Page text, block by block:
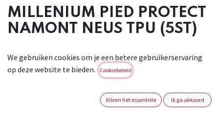
MILLENIUM PIED PROTECT
NAMONT NEUS TPU (5ST)
per 5 paar in
verscheidene maten (1 x S : 35-39, 2 X M: 40-44, 2 x L: 45-48).
We gebruiken cookies om je een betere gebruikerservaring
op deze website te bieden.
Cookiebeleid
Alleen het essentiële Ik ga akkoord